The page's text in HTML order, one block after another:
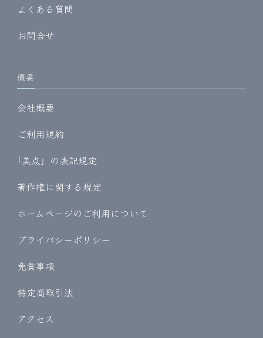
よくある質問
お問合せ
概要
会社概要
ご利用規約
｢美点」の表記規定
著作権に関する規定
ホームページのご利用について
プライバシーポリシー
免責事項
特定商取引法
アクセス